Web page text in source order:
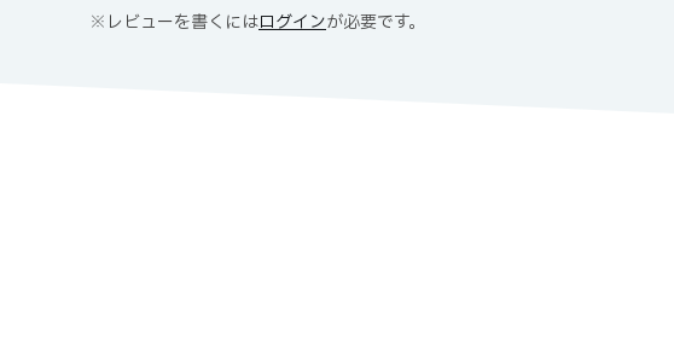
※レビューを書くにはログインが必要です。